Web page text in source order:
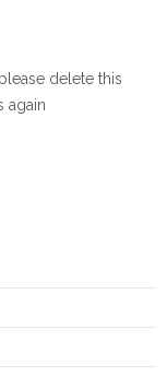
delete this
again